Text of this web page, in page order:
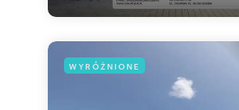
WYRÓŻNIONE